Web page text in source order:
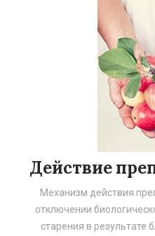
Действие
Механизм действия
отключении
старения в результате